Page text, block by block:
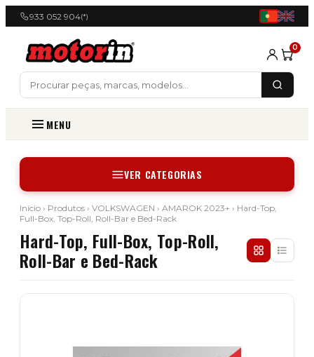
933 052 904(*)
0
MENU
VER CATEGORIAS
Início › Produtos › VOLKSWAGEN › AMAROK 2023+ › Hard-Top,
Full-Box, Top-Roll, Roll-Bar e Bed-Rack
Hard-Top, Full-Box, Top-Roll,
Roll-Bar e Bed-Rack